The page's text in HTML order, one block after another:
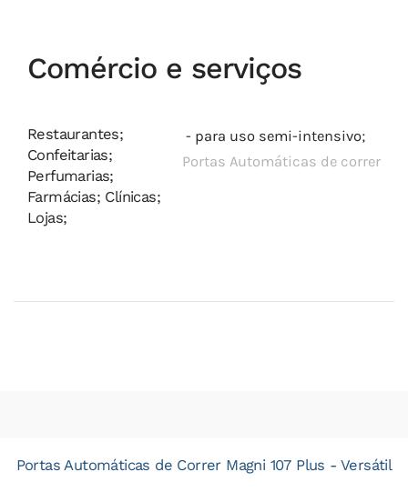
Comércio e serviços
Restaurantes;
Confeitarias;
Perfumarias;
Farmácias; Clínicas;
Lojas;
- para uso semi-intensivo;
Portas Automáticas de correr
Portas Automáticas de Correr Magni 107 Plus - Versátil